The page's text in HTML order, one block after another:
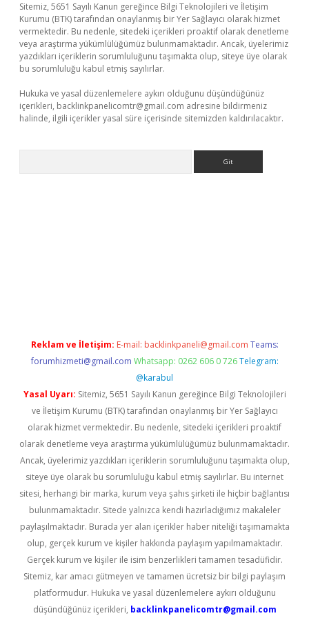
Sitemiz, 5651 Sayılı Kanun gereğince Bilgi Teknolojileri ve İletişim
Kurumu (BTK) tarafından onaylanmış bir Yer Sağlayıcı olarak hizmet
vermektedir. Bu nedenle, sitedeki içerikleri proaktif olarak denetleme
veya araştırma yükümlülüğümüz bulunmamaktadır. Ancak, üyelerimiz
yazdıkları içeriklerin sorumluluğunu taşımakta olup, siteye üye olarak
bu sorumluluğu kabul etmiş sayılırlar.
Hukuka ve yasal düzenlemelere aykırı olduğunu düşündüğünüz
içerikleri, backlinkpanelicomtr@gmail.com adresine bildirmeniz
halinde, ilgili içerikler yasal süre içerisinde sitemizden kaldırılacaktır.
Reklam ve İletişim: E-mail: backlinkpaneli@gmail.com Teams:
forumhizmeti@gmail.com Whatsapp: 0262 606 0 726 Telegram:
@karabul
Yasal Uyarı: Sitemiz, 5651 Sayılı Kanun gereğince Bilgi Teknolojileri
ve İletişim Kurumu (BTK) tarafından onaylanmış bir Yer Sağlayıcı
olarak hizmet vermektedir. Bu nedenle, sitedeki içerikleri proaktif
olarak denetleme veya araştırma yükümlülüğümüz bulunmamaktadır.
Ancak, üyelerimiz yazdıkları içeriklerin sorumluluğunu taşımakta olup,
siteye üye olarak bu sorumluluğu kabul etmiş sayılırlar. Bu internet
sitesi, herhangi bir marka, kurum veya şahıs şirketi ile hiçbir bağlantısı
bulunmamaktadır. Sitede yalnızca kendi hazırladığımız makaleler
paylaşılmaktadır. Burada yer alan içerikler haber niteliği taşımamakta
olup, gerçek kurum ve kişiler hakkında paylaşım yapılmamaktadır.
Gerçek kurum ve kişiler ile isim benzerlikleri tamamen tesadüfidir.
Sitemiz, kar amacı gütmeyen ve tamamen ücretsiz bir bilgi paylaşım
platformudur. Hukuka ve yasal düzenlemelere aykırı olduğunu
düşündüğünüz içerikleri, backlinkpanelicomtr@gmail.com